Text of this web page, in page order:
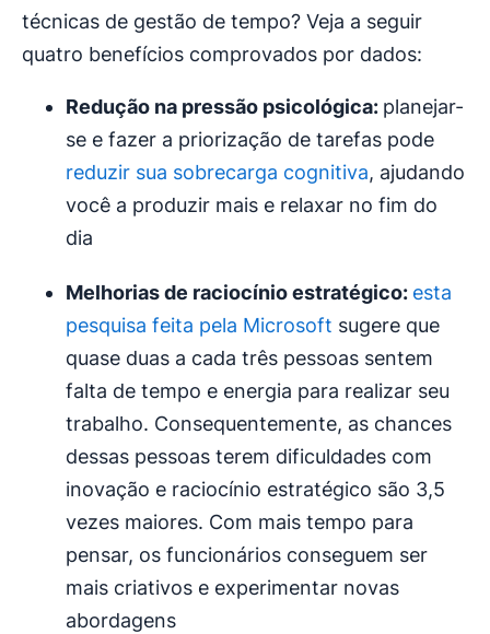
técnicas de gestão de tempo? Veja a seguir
quatro benefícios comprovados por dados:
Redução na pressão psicológica: planejar-
se e fazer a priorização de tarefas pode
reduzir sua sobrecarga cognitiva, ajudando
você a produzir mais e relaxar no fim do
dia
Melhorias de raciocínio estratégico: esta
pesquisa feita pela Microsoft sugere que
quase duas a cada três pessoas sentem
falta de tempo e energia para realizar seu
trabalho. Consequentemente, as chances
dessas pessoas terem dificuldades com
inovação e raciocínio estratégico são 3,5
vezes maiores. Com mais tempo para
pensar, os funcionários conseguem ser
mais criativos e experimentar novas
abordagens